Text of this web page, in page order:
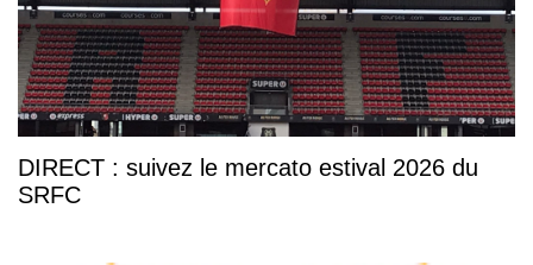
DIRECT : suivez le mercato estival 2026 du
SRFC